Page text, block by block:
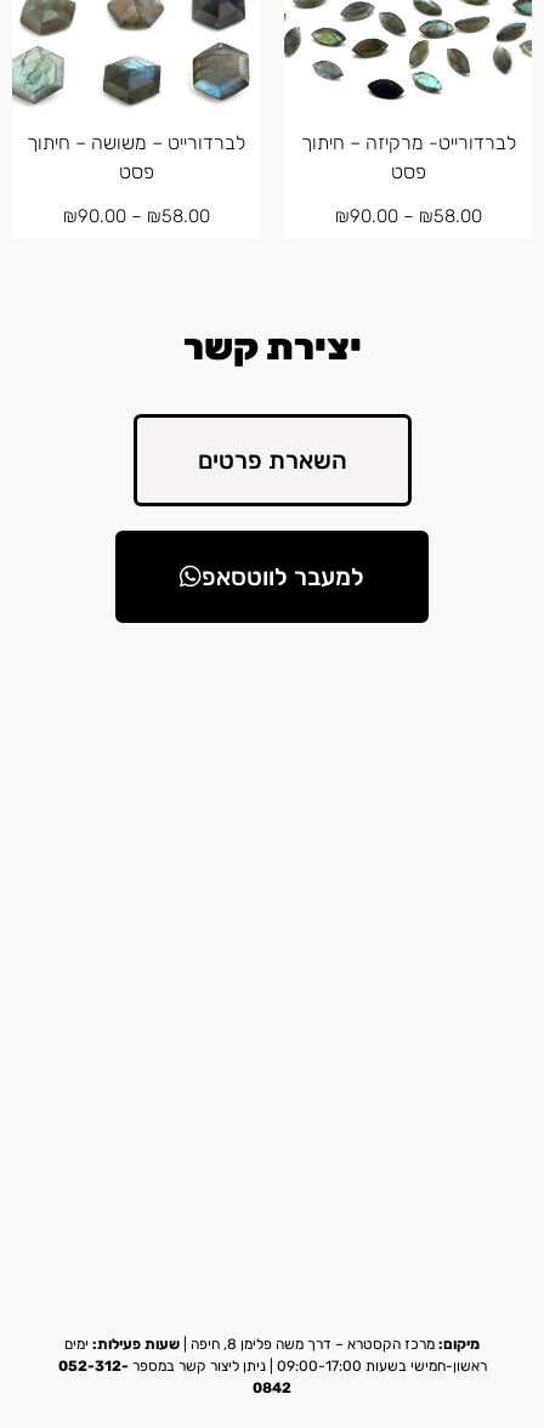
לברדורייט- מרקיזה – חיתוך
פסט
₪58.00
–
₪90.00
לברדורייט – משושה – חיתוך
פסט
₪58.00
–
₪90.00
יצירת קשר
השארת פרטים
למעבר לווטסאפ
מיקום: מרכז הקסטרא – דרך משה פלימן 8, חיפה | שעות פעילות: ימים
ראשון-חמישי בשעות 09:00-17:00 | ניתן ליצור קשר במספר
052-312-
0842